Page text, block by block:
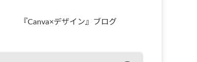
『Canva×デザイン』ブログ